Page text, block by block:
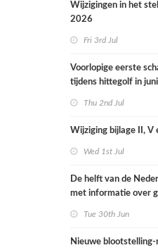
Wijzigingen in het
2026
Fri 3rd Jul
Voorlopige eerste
tijdens hittegolf in juni
Thu 2nd Jul
Wijziging bijlage II, V
Wed 1st Jul
De helft van de
met informatie over
Tue 30th Jun
Nieuwe